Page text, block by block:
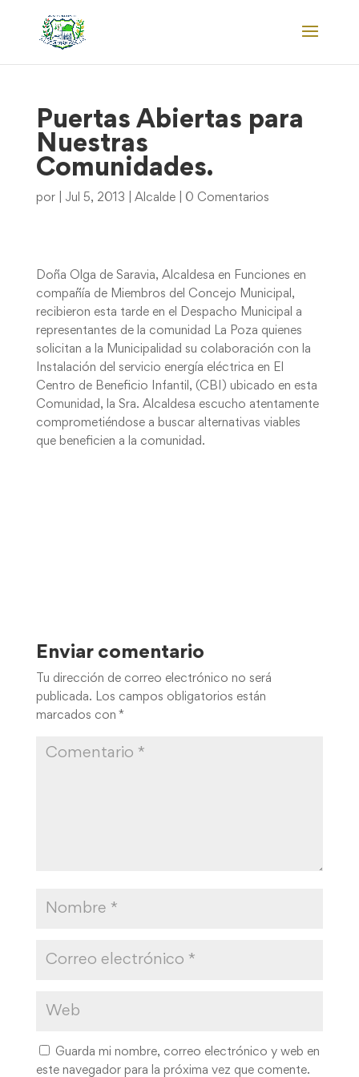
Puertas Abiertas para
Nuestras
Comunidades.
por Jul 5, 2013 Alcalde| 0 Comentarios
Doña Olga de Saravia, Alcaldesa en Funciones en
compañía de Miembros del Concejo Municipal,
recibieron esta tarde en el Despacho Municipal a
representantes de la comunidad La Poza quienes
solicitan a la Municipalidad su colaboración con la
Instalación del servicio energía eléctrica en El
Centro de Beneficio Infantil, (CBI) ubicado en esta
Comunidad, la Sra. Alcaldesa escucho atentamente
comprometiéndose a buscar alternativas viables
que beneficien a la comunidad.
Enviar comentario
Tu dirección de correo electrónico no será
publicada. Los campos obligatorios están
marcados con *
Guarda mi nombre, correo electrónico y web en
este navegador para la próxima vez que comente.